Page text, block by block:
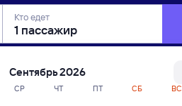
Кто едет
Сентябрь 2026
СР ЧТ ПТ СБ ВС